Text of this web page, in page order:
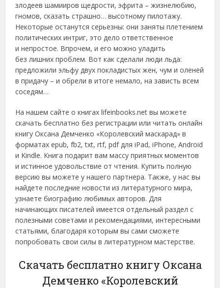
злодеев шамииров щедрости, эфрита – жизнелюбию,
гномов, сказать страшно… высотному пилотажу.
Некоторые останутся серьезны: они заняты плетением
политических интриг, это дело ответственное
и непростое. Впрочем, и его можно уладить
без лишних проблем. Вот как сделали люди льда:
предложили эльфу двух покладистых жен, чум и оленей
в придачу – и обрели в итоге немало, на зависть всем
соседям…
На нашем сайте о книгах lifeinbooks.net вы можете
скачать бесплатно без регистрации или читать онлайн
книгу Оксана Демченко «Королевский маскарад» в
форматах epub, fb2, txt, rtf, pdf для iPad, iPhone, Android
и Kindle. Книга подарит вам массу приятных моментов
и истинное удовольствие от чтения. Купить полную
версию вы можете у нашего партнера. Также, у нас вы
найдете последние новости из литературного мира,
узнаете биографию любимых авторов. Для
начинающих писателей имеется отдельный раздел с
полезными советами и рекомендациями, интересными
статьями, благодаря которым вы сами сможете
попробовать свои силы в литературном мастерстве.
Скачать бесплатно книгу Оксана
Демченко «Королевский